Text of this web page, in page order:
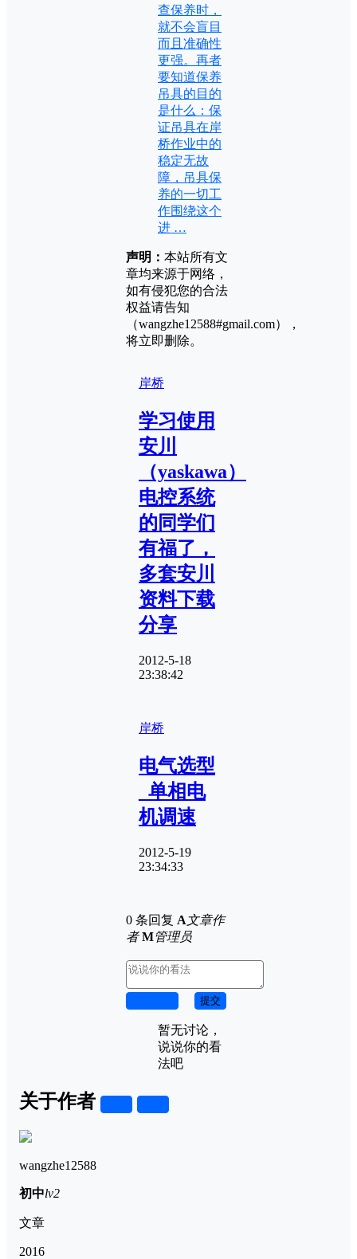
查保养时，
就不会盲目
而且准确性
更强。再者
要知道保养
吊具的目的
是什么：保
证吊具在岸
桥作业中的
稳定无故
障，吊具保
养的一切工
作围绕这个
进 …
声明： 本站所有文
章均来源于网络，
如有侵犯您的合法
权益请告知
（wangzhe12588#gmail.com），
将立即删除。
岸桥
学习使用
安川
（yaskawa）
电控系统
的同学们
有福了，
多套安川
资料下载
分享
2012-5-18
23:38:42
岸桥
电气选型
_单相电
机调速
2012-5-19
23:34:33
0 条回复 A文章作
者 M管理员
提交
暂无讨论，
说说你的看
法吧
关于作者
wangzhe12588
初中lv2
文章
2016